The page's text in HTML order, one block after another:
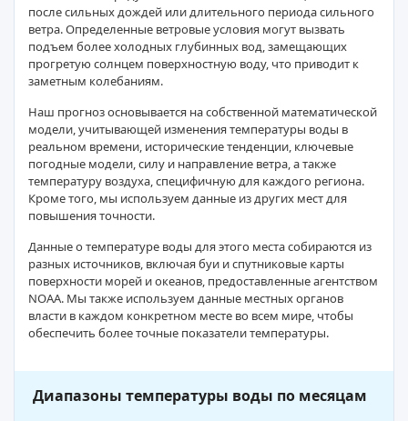
после сильных дождей или длительного периода сильного
ветра. Определенные ветровые условия могут вызвать
подъем более холодных глубинных вод, замещающих
прогретую солнцем поверхностную воду, что приводит к
заметным колебаниям.
Наш прогноз основывается на собственной математической
модели, учитывающей изменения температуры воды в
реальном времени, исторические тенденции, ключевые
погодные модели, силу и направление ветра, а также
температуру воздуха, специфичную для каждого региона.
Кроме того, мы используем данные из других мест для
повышения точности.
Данные о температуре воды для этого места собираются из
разных источников, включая буи и спутниковые карты
поверхности морей и океанов, предоставленные агентством
NOAA. Мы также используем данные местных органов
власти в каждом конкретном месте во всем мире, чтобы
обеспечить более точные показатели температуры.
Диапазоны температуры воды по месяцам